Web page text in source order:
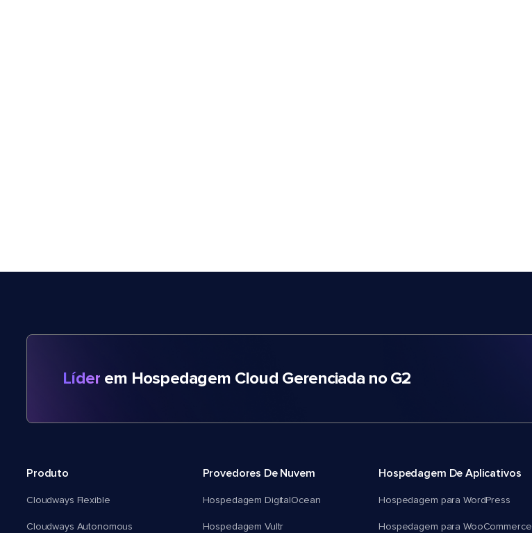
Líder em Hospedagem Cloud Gerenciada no G2
Produto
Cloudways Flexible
Cloudways Autonomous
Provedores De Nuvem
Hospedagem DigitalOcean
Hospedagem Vultr
Hospedagem De Aplicativos
Hospedagem para WordPress
Hospedagem para WooCommerce